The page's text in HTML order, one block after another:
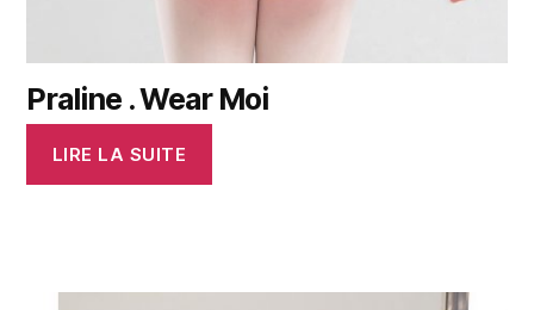
Praline . Wear Moi
LIRE LA SUITE